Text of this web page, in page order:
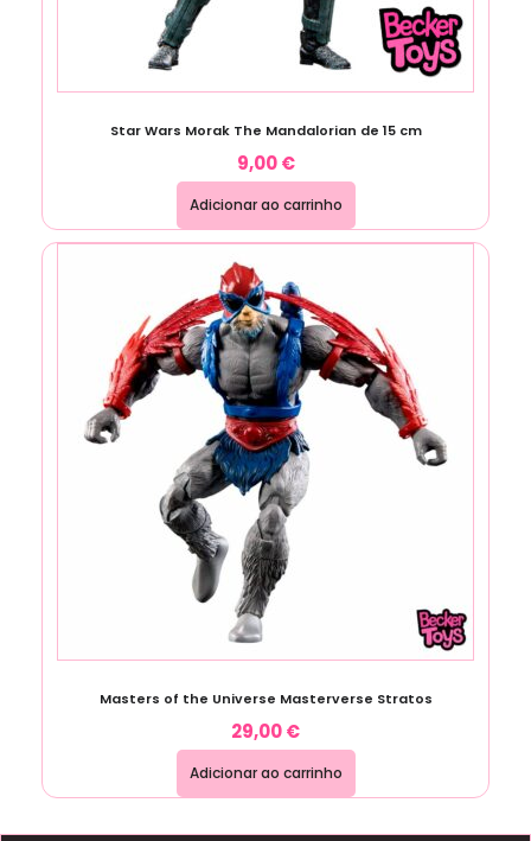
Star Wars Morak The Mandalorian de 15 cm
9,00€
Adicionar ao carrinho
Masters of the Universe Masterverse Stratos
29,00€
Adicionar ao carrinho